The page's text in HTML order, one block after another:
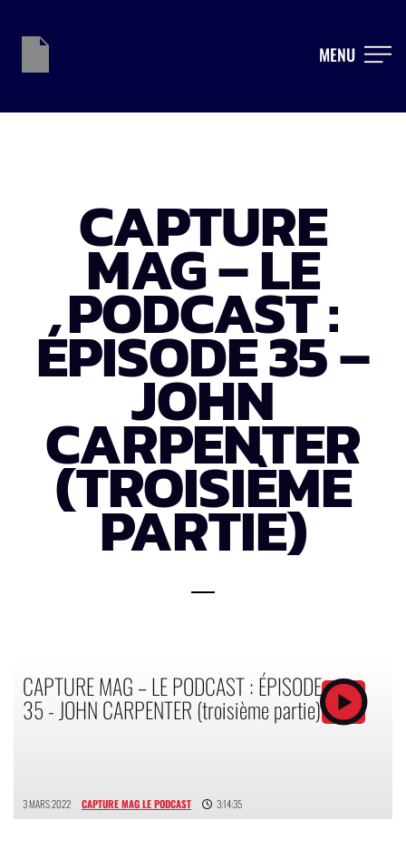
MENU
CAPTURE
MAG – LE
PODCAST :
ÉPISODE 35 –
JOHN
CARPENTER
(TROISIÈME
PARTIE)
CAPTURE MAG – LE PODCAST : ÉPISODE
35 - JOHN CARPENTER (troisième partie)
3 MARS 2022 CAPTURE MAG LE PODCAST 3:14:35